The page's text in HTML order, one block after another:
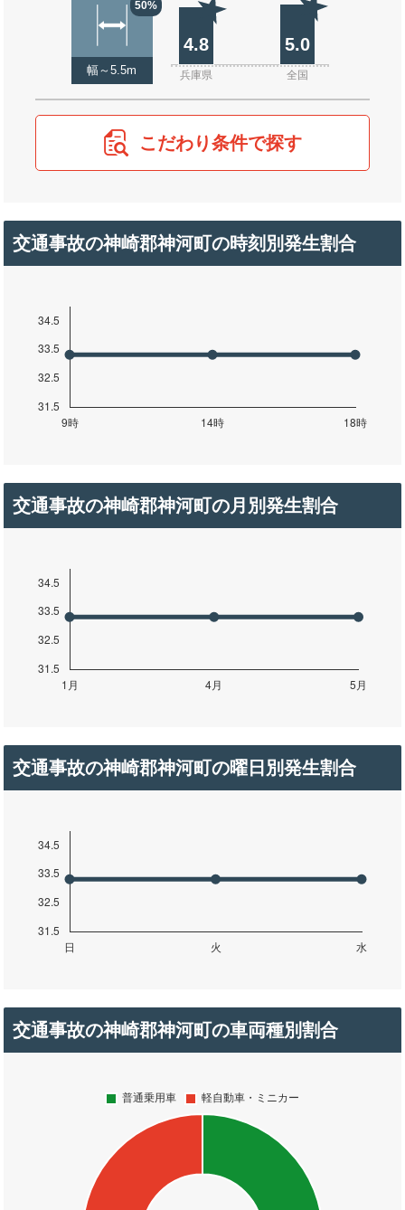
50%
幅～5.5m
4.8 5.0
兵庫県 全国
こだわり条件で探す
交通事故の神崎郡神河町の時刻別発生割合
交通事故の神崎郡神河町の月別発生割合
交通事故の神崎郡神河町の曜日別発生割合
交通事故の神崎郡神河町の車両種別割合